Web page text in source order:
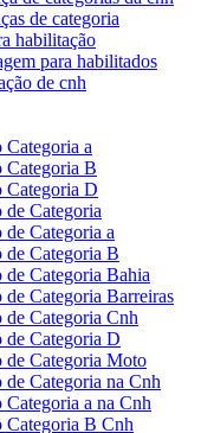
de categoria
habilitação
para habilitados
de cnh
Categoria a
Categoria B
Categoria D
de Categoria
de Categoria a
de Categoria B
de Categoria Bahia
de Categoria Barreiras
de Categoria Cnh
de Categoria D
de Categoria Moto
de Categoria na Cnh
Categoria a na Cnh
Categoria B Cnh